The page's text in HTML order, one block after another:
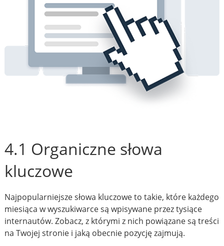
4.1 Organiczne słowa
kluczowe
Najpopularniejsze słowa kluczowe to takie, które każdego
miesiąca w wyszukiwarce są wpisywane przez tysiące
internautów. Zobacz, z którymi z nich powiązane są treści
na Twojej stronie i jaką obecnie pozycję zajmują.